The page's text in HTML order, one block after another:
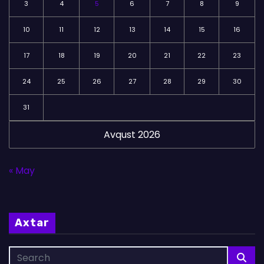
Avqust 2026
3 4 5 6 7 8 9
10 11 12 13 14 15 16
17 18 19 20 21 22 23
24 25 26 27 28 29 30
31
« May
Axtar